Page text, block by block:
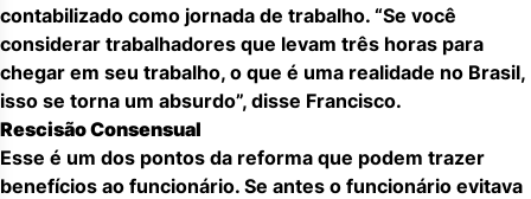
contabilizado como jornada de trabalho. “Se você
considerar trabalhadores que levam três horas para
chegar em seu trabalho, o que é uma realidade no Brasil,
isso se torna um absurdo”, disse Francisco.
Rescisão Consensual
Esse é um dos pontos da reforma que podem trazer
benefícios ao funcionário. Se antes o funcionário evitava